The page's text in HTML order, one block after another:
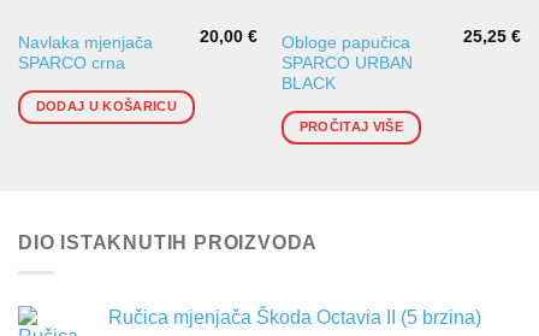
Navlaka mjenjača
SPARCO crna
20,00€
DODAJ U KOŠARICU
Obloge papučica
SPARCO URBAN
BLACK
25,25€
PROČITAJ VIŠE
DIO ISTAKNUTIH PROIZVODA
Ručica mjenjača Škoda Octavia II (5 brzina)